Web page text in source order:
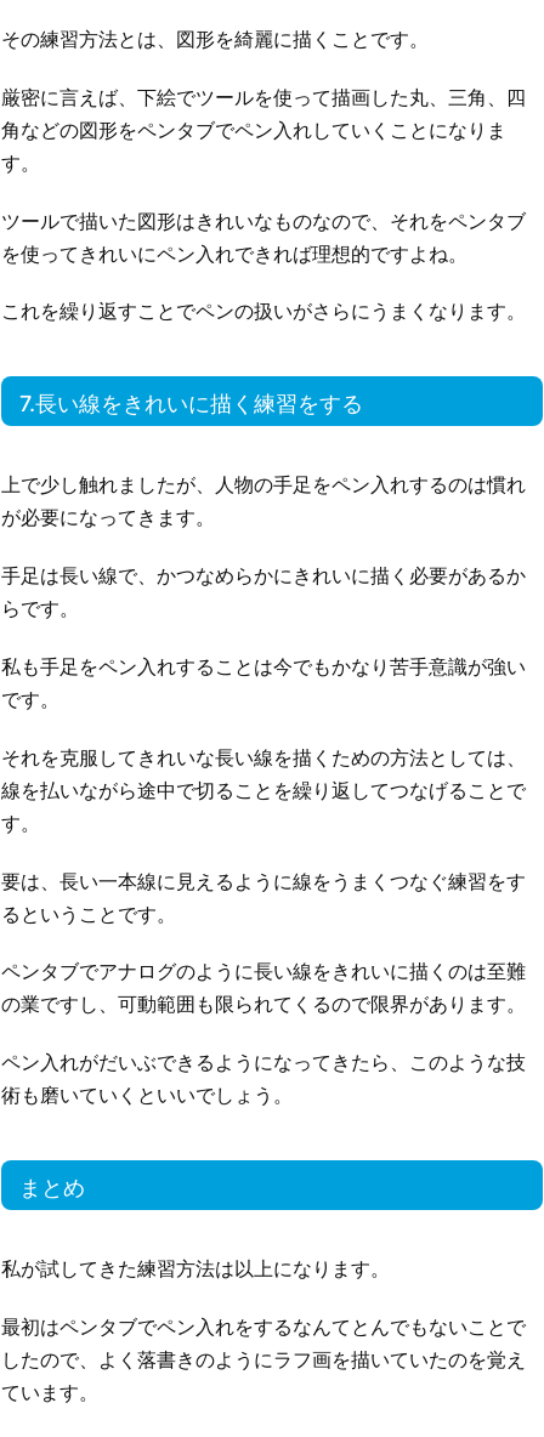
その練習方法とは、図形を綺麗に描くことです。
厳密に言えば、下絵でツールを使って描画した丸、三角、四
角などの図形をペンタブでペン入れしていくことになりま
す。
ツールで描いた図形はきれいなものなので、それをペンタブ
を使ってきれいにペン入れできれば理想的ですよね。
これを繰り返すことでペンの扱いがさらにうまくなります。
7.長い線をきれいに描く練習をする
上で少し触れましたが、人物の手足をペン入れするのは慣れ
が必要になってきます。
手足は長い線で、かつなめらかにきれいに描く必要があるか
らです。
私も手足をペン入れすることは今でもかなり苦手意識が強い
です。
それを克服してきれいな長い線を描くための方法としては、
線を払いながら途中で切ることを繰り返してつなげることで
す。
要は、長い一本線に見えるように線をうまくつなぐ練習をす
るということです。
ペンタブでアナログのように長い線をきれいに描くのは至難
の業ですし、可動範囲も限られてくるので限界があります。
ペン入れがだいぶできるようになってきたら、このような技
術も磨いていくといいでしょう。
まとめ
私が試してきた練習方法は以上になります。
最初はペンタブでペン入れをするなんてとんでもないことで
したので、よく落書きのようにラフ画を描いていたのを覚え
ています。